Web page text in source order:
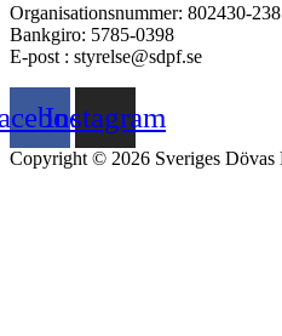
Organisationsnummer: 802430-
Bankgiro: 5785-0398
E-post : styrelse@sdpf.se
Instagram
Copyright © 2026 Sveriges Dövas